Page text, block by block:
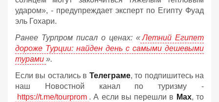
ударом», - предупреждает эксперт по Египту Фуад
эль Гохари.
Ранее Турпром писал о ценах: « Летний Египет
дороже Турции: найден день с самыми дешевыми
турами ».
Если вы остались в Телеграме, то подпишитесь на
наш Новостной канал по туризму -
https://t.me/tourprom . А если вы перешли в Мах, то